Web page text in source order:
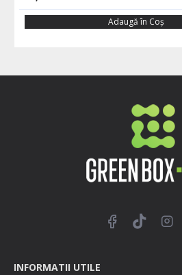
Adaugă în Coş
INFORMATII UTILE